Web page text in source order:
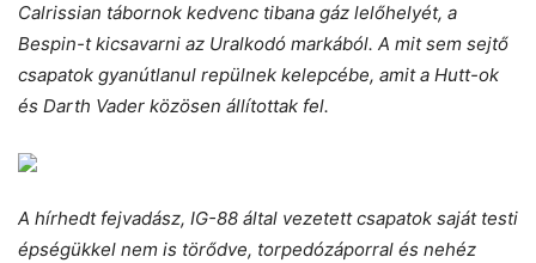
Calrissian tábornok kedvenc tibana gáz lelőhelyét, a
Bespin-t kicsavarni az Uralkodó markából. A mit sem sejtő
csapatok gyanútlanul repülnek kelepcébe, amit a Hutt-ok
és Darth Vader közösen állítottak fel.
A hírhedt fejvadász, IG-88 által vezetett csapatok saját testi
épségükkel nem is törődve, torpedózáporral és nehéz